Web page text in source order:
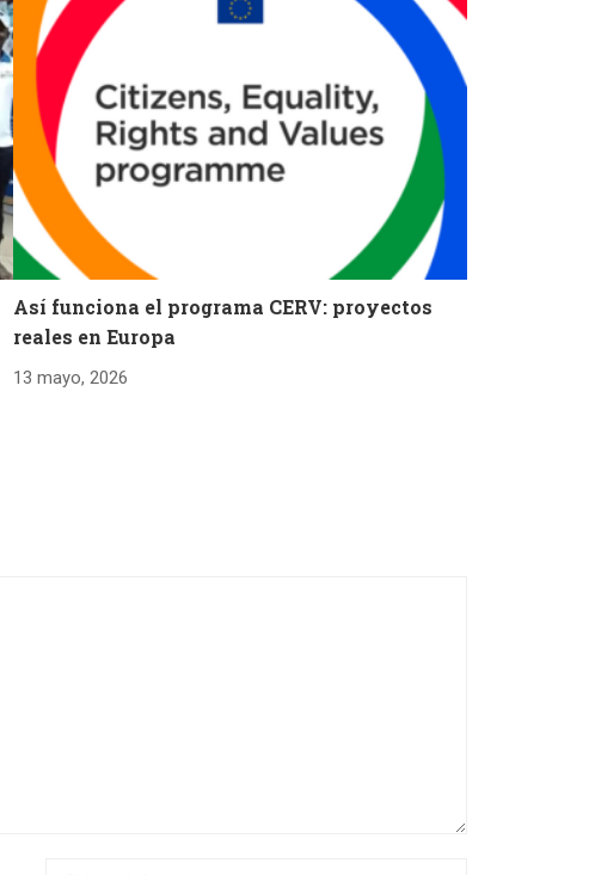
Así funciona el programa CERV: proyectos
reales en Europa
13 mayo, 2026